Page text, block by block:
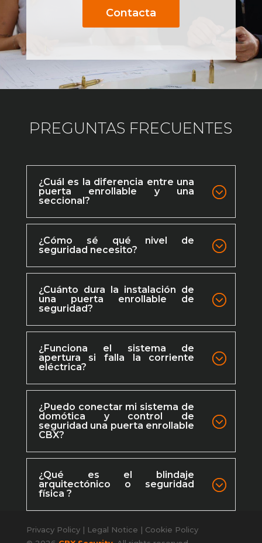
Contacta
PREGUNTAS FRECUENTES
¿Cuál es la diferencia entre una
puerta enrollable y una
seccional?
¿Cómo sé qué nivel de
seguridad necesito?
¿Cuánto dura la instalación de
una puerta enrollable de
seguridad?
¿Funciona el sistema de
apertura si falla la corriente
eléctrica?
¿Puedo conectar mi sistema de
domótica y control de
seguridad una puerta enrollable
CBX?
¿Qué es el blindaje
arquitectónico o seguridad
física ?
Privacy Policy| Legal Notice | Cookie Policy